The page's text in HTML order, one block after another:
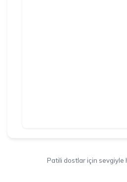
Patili dostlar için sevgiyle